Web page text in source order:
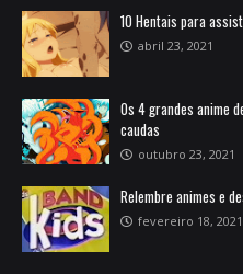
10 Hentais para
abril 23, 2021
Os 4 grandes anime
caudas
outubro 23, 2021
Relembre animes e
fevereiro 18, 2021